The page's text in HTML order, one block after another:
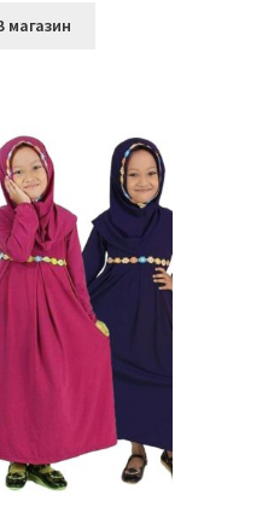
магазин